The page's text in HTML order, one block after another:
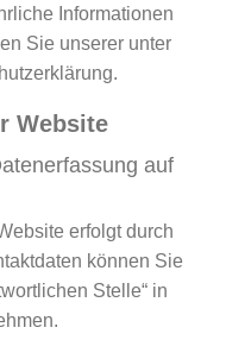
Informationen
Sie unserer unter
Website
auf
erfolgt durch
können Sie
Stelle“ in